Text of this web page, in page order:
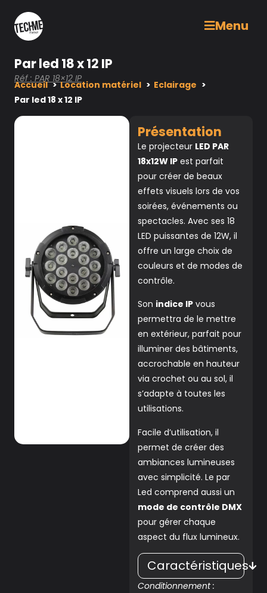
Menu
Par led 18 x 12 IP
Réf : PAR 18×12 IP
Accueil Location matériel
Eclairage
Par led 18 x 12 IP
Présentation
Le projecteur LED PAR
18x12W IPest parfait
pour créer de beaux
effets visuels lors de vos
soirées, événements ou
spectacles. Avec ses 18
LED puissantes de 12W, il
offre un large choix de
couleurs et de modes de
contrôle.
Son indice IPvous
permettra de le mettre
en extérieur, parfait pour
illuminer des bâtiments,
accrochable en hauteur
via crochet ou au sol, il
s’adapte à toutes les
utilisations.
Facile d’utilisation, il
permet de créer des
ambiances lumineuses
avec simplicité. Le par
Led comprend aussi un
mode de contrôle DMX
pour gérer chaque
aspect du flux lumineux.
Caractéristiques
Conditionnement :